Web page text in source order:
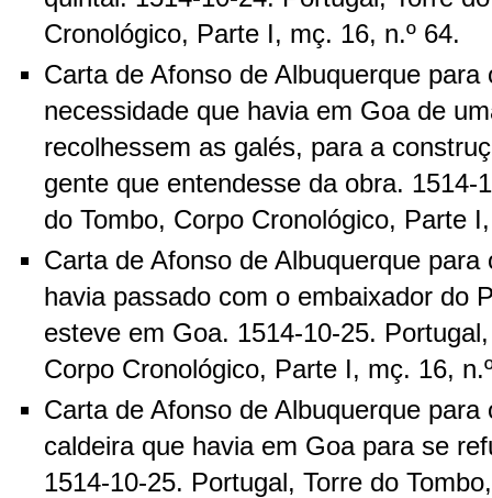
Cronológico, Parte I, mç. 16, n.º 64.
Carta de Afonso de Albuquerque para
necessidade que havia em Goa de
recolhessem as galés, para a
gente que entendesse da obra. 1514-
do Tombo, Corpo Cronológico, Parte
Carta de Afonso de Albuquerque para
havia passado com o embaixador do
esteve em Goa. 1514-10-25.
Corpo Cronológico, Parte I, mç. 16,
Carta de Afonso de Albuquerque para
caldeira que havia em Goa para se
1514-10-25. Portugal, Torre do